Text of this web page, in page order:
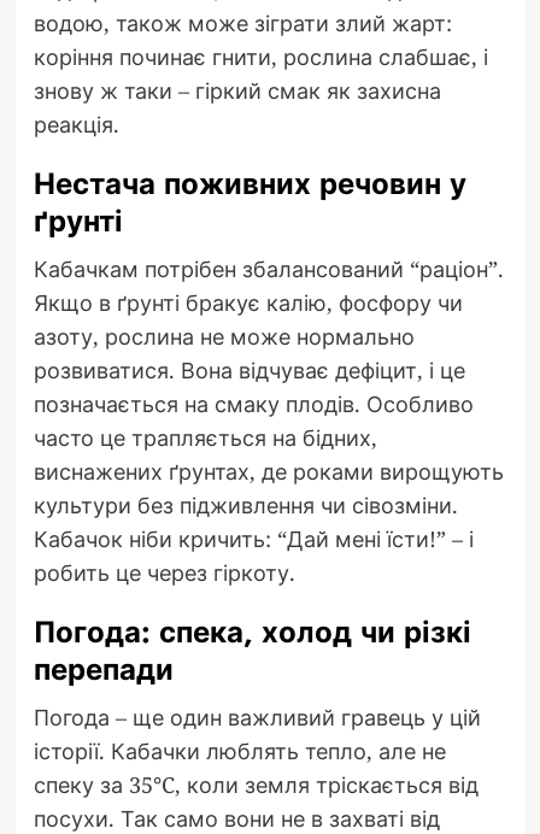
водою, також може зіграти злий жарт:
коріння починає гнити, рослина слабшає, і
знову ж таки – гіркий смак як захисна
реакція.
Нестача поживних речовин у
ґрунті
Кабачкам потрібен збалансований “раціон”.
Якщо в ґрунті бракує калію, фосфору чи
азоту, рослина не може нормально
розвиватися. Вона відчуває дефіцит, і це
позначається на смаку плодів. Особливо
часто це трапляється на бідних,
виснажених ґрунтах, де роками вирощують
культури без підживлення чи сівозміни.
Кабачок ніби кричить: “Дай мені їсти!” – і
робить це через гіркоту.
Погода: спека, холод чи різкі
перепади
Погода – ще один важливий гравець у цій
історії. Кабачки люблять тепло, але не
спеку за 35°C, коли земля тріскається від
посухи. Так само вони не в захваті від